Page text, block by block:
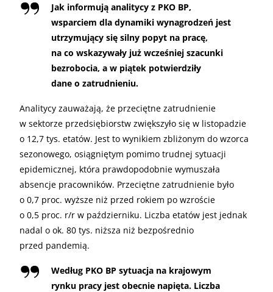
Jak informują analitycy z PKO BP,
wsparciem dla dynamiki wynagrodzeń jest
utrzymujący się silny popyt na pracę,
na co wskazywały już wcześniej szacunki
bezrobocia, a w piątek potwierdziły
dane o zatrudnieniu.
Analitycy zauważają, że przeciętne zatrudnienie
w sektorze przedsiębiorstw zwiększyło się w listopadzie
o 12,7 tys. etatów. Jest to wynikiem zbliżonym do wzorca
sezonowego, osiągniętym pomimo trudnej sytuacji
epidemicznej, która prawdopodobnie wymuszała
absencje pracowników. Przeciętne zatrudnienie było
o 0,7 proc. wyższe niż przed rokiem po wzroście
o 0,5 proc. r/r w październiku. Liczba etatów jest jednak
nadal o ok. 80 tys. niższa niż bezpośrednio
przed pandemią.
Według PKO BP sytuacja na krajowym
rynku pracy jest obecnie napięta. Liczba